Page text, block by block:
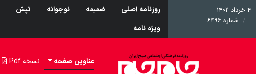
۴ خرداد ۱۴۰۲
شماره ۶۴۹۶
روزنامه اصلی ضمیمه نوجوانه تپش
ویژه نامه
عناوین صفحه نسخه Pdf